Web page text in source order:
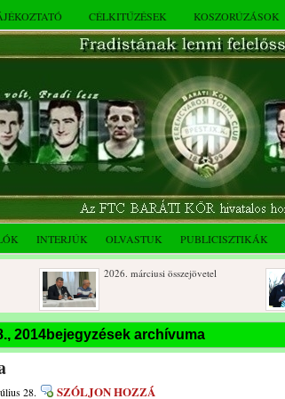
CÉLKITŰZÉSEK KOSZORÚZÁSOK
INTERJÚK OLVASTUK PUBLICISZTIKÁK
2026. márciusi összejövetel
Rendkívüli közgyűlés és a 2025.
novemberi összejövetel
2014bejegyzések archívuma
28. SZÓLJON HOZZÁ